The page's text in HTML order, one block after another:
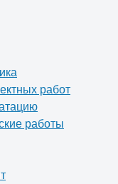
работ
работы